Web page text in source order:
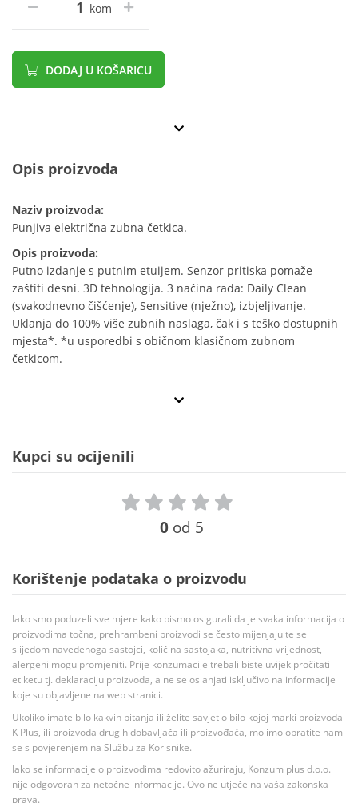
kom
DODAJ U KOŠARICU
Opis proizvoda
Naziv proizvoda:
Punjiva električna zubna četkica.
Opis proizvoda:
Putno izdanje s putnim etuijem. Senzor pritiska pomaže
zaštiti desni. 3D tehnologija. 3 načina rada: Daily Clean
(svakodnevno čišćenje), Sensitive (nježno), izbjeljivanje.
Uklanja do 100% više zubnih naslaga, čak i s teško dostupnih
mjesta*. *u usporedbi s običnom klasičnom zubnom
četkicom.
Kupci su ocijenili
0 od 5
Korištenje podataka o proizvodu
Iako smo poduzeli sve mjere kako bismo osigurali da je svaka informacija o
proizvodima točna, prehrambeni proizvodi se često mijenjaju te se
slijedom navedenoga sastojci, količina sastojaka, nutritivna vrijednost,
alergeni mogu promjeniti. Prije konzumacije trebali biste uvijek pročitati
etiketu tj. deklaraciju proizvoda, a ne se oslanjati isključivo na informacije
koje su objavljene na web stranici.
Ukoliko imate bilo kakvih pitanja ili želite savjet o bilo kojoj marki proizvoda
K Plus, ili proizvoda drugih dobavljača ili proizvođača, molimo obratite nam
se s povjerenjem na Službu za Korisnike.
Iako se informacije o proizvodima redovito ažuriraju, Konzum plus d.o.o.
nije odgovoran za netočne informacije. Ovo ne utječe na vaša zakonska
prava.